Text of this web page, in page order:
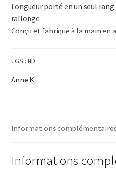
Longueur porté en un seul rang
rallonge
Conçu et fabriqué à la main en
UGS : ND
Anne K
Informations complémentaires
Informations